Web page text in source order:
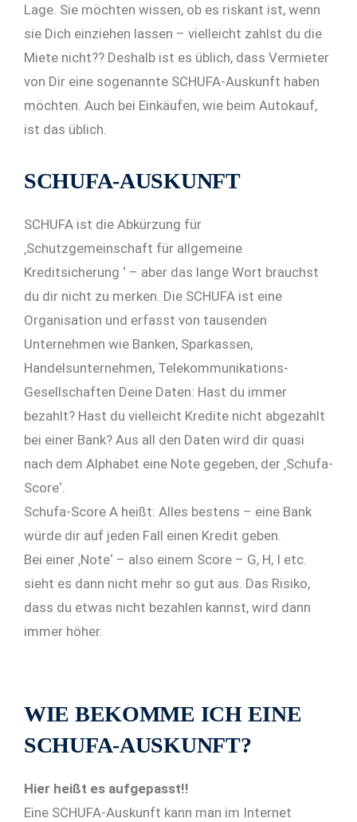
Lage. Sie möchten wissen, ob es riskant ist, wenn
sie Dich einziehen lassen – vielleicht zahlst du die
Miete nicht?? Deshalb ist es üblich, dass Vermieter
von Dir eine sogenannte SCHUFA-Auskunft haben
möchten. Auch bei Einkäufen, wie beim Autokauf,
ist das üblich.
SCHUFA-AUSKUNFT
SCHUFA ist die Abkürzung für
‚Schutzgemeinschaft für allgemeine
Kreditsicherung ‘ – aber das lange Wort brauchst
du dir nicht zu merken. Die SCHUFA ist eine
Organisation und erfasst von tausenden
Unternehmen wie Banken, Sparkassen,
Handelsunternehmen, Telekommunikations-
Gesellschaften Deine Daten: Hast du immer
bezahlt? Hast du vielleicht Kredite nicht abgezahlt
bei einer Bank? Aus all den Daten wird dir quasi
nach dem Alphabet eine Note gegeben, der ‚Schufa-
Score‘.
Schufa-Score A heißt: Alles bestens – eine Bank
würde dir auf jeden Fall einen Kredit geben.
Bei einer ‚Note‘ – also einem Score – G, H, I etc.
sieht es dann nicht mehr so gut aus. Das Risiko,
dass du etwas nicht bezahlen kannst, wird dann
immer höher.
WIE BEKOMME ICH EINE
SCHUFA-AUSKUNFT?
Hier heißt es aufgepasst!!
Eine SCHUFA-Auskunft kann man im Internet